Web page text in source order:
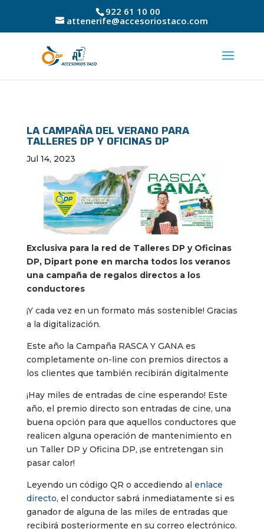
922 61 10 00
attenerife@accesoriostaco.com
LA CAMPAÑA DEL VERANO PARA
TALLERES DP Y OFICINAS DP
Jul 14, 2023
Exclusiva para la red de Talleres DP y Oficinas
DP, Dipart pone en marcha todos los veranos
una campaña de regalos directos a los
conductores
¡Y cada vez en un formato más sostenible! Gracias
a la digitalización.
Este año la Campaña RASCA Y GANA es
completamente on-line con premios directos a
los clientes que también recibirán digitalmente
¡Hay miles de entradas de cine esperando! Este
año, el premio directo son entradas de cine, una
buena opción para que aquellos conductores que
realicen alguna operación de mantenimiento en
un Taller DP y Oficina DP, ¡se entretengan sin
pasar calor!
Leyendo un código QR o accediendo al enlace
directo, el conductor sabrá inmediatamente si es
ganador de alguna de las miles de entradas que
recibirá posteriormente en su correo electrónico.